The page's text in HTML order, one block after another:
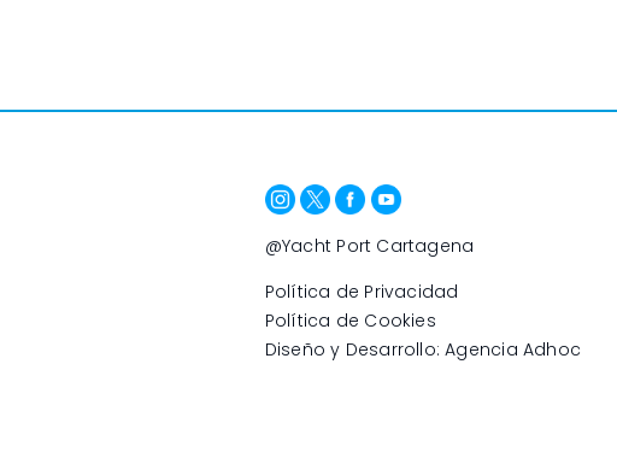
@Yacht Port Cartagena
Política de Privacidad
Política de Cookies
Diseño y Desarrollo: Agencia Adhoc